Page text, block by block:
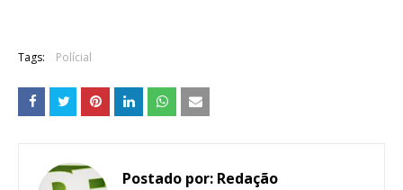
Tags: Polícial
Postado por: Redação